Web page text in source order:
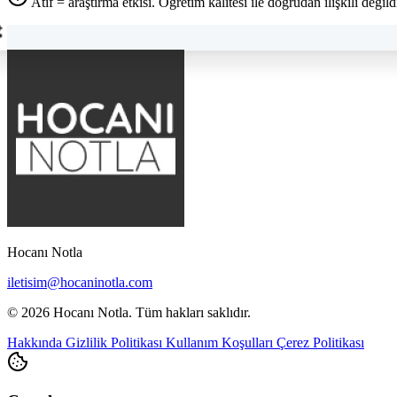
Hocanı Notla
iletisim@hocaninotla.com
© 2026 Hocanı Notla. Tüm hakları saklıdır.
Hakkında Gizlilik Politikası Kullanım Koşulları Çerez Politikası